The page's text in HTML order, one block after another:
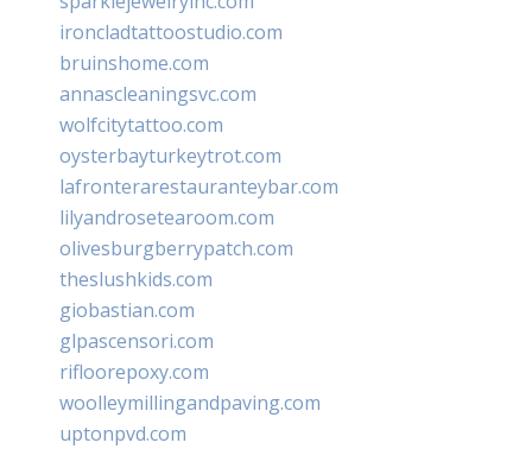
ironcladtattoostudio.com
bruinshome.com
annascleaningsvc.com
wolfcitytattoo.com
oysterbayturkeytrot.com
lafronterarestauranteybar.com
lilyandrosetearoom.com
olivesburgberrypatch.com
theslushkids.com
giobastian.com
glpascensori.com
rifloorepoxy.com
woolleymillingandpaving.com
uptonpvd.com